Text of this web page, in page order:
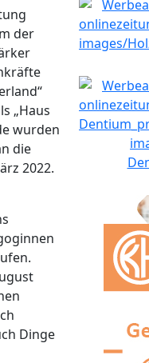
der
„Haus
wurden
die
2022.
Dinge